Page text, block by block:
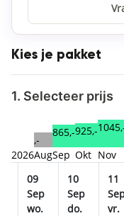
Kies je pakket
1. Selecteer prijs
2026
,-
Aug
865,-
Sep
925,-
Okt Nov
09
Sep
wo.
10
Sep
do.
11
vr.